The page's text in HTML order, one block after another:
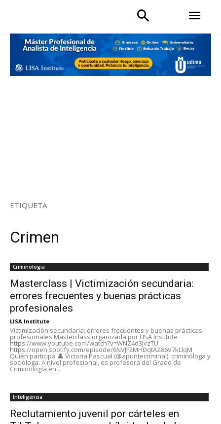
ETIQUETA
Crimen
Criminología
Masterclass | Victimización secundaria:
errores frecuentes y buenas prácticas
profesionales
LISA Institute
Victimización secundaria: errores frecuentes y buenas prácticas
profesionales Masterclass organizada por LISA Institute
https://www.youtube.com/watch?v=WNZ4d3JvzTU
https://open.spotify.com/episode/6NVJF2MHDqtAZ86V7kLlqM
Quién participa 👤 Victoria Pascual (@apuntecriminal), criminóloga y
socióloga. A nivel profesional, es profesora del Grado de
Criminología en...
Inteligencia
Reclutamiento juvenil por cárteles en